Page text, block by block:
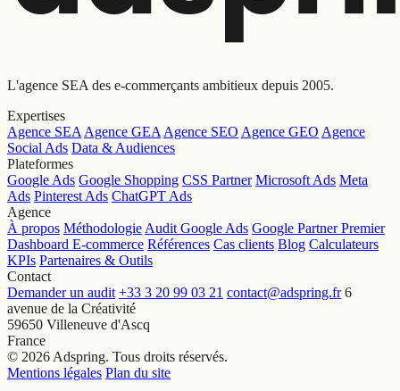
L'agence SEA des e-commerçants ambitieux depuis 2005.
Expertises
Agence SEA Agence GEA Agence SEO Agence GEO Agence
Social Ads Data & Audiences
Plateformes
Google Ads Google Shopping CSS Partner Microsoft Ads Meta
Ads Pinterest Ads ChatGPT Ads
Agence
À propos Méthodologie Audit Google Ads Google Partner Premier
Dashboard E-commerce Références Cas clients Blog Calculateurs
KPIs Partenaires & Outils
Contact
Demander un audit +33 3 20 99 03 21 contact@adspring.fr 6
avenue de la Créativité
59650 Villeneuve d'Ascq
France
© 2026 Adspring. Tous droits réservés.
Mentions légales Plan du site